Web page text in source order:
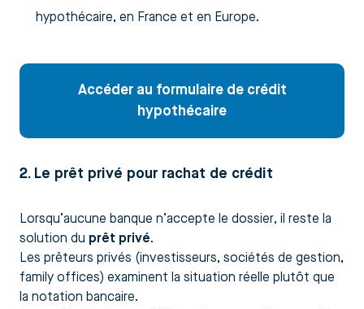
hypothécaire, en France et en Europe.
Accéder au formulaire de crédit
hypothécaire
2. Le prêt privé pour rachat de crédit
Lorsqu’aucune banque n’accepte le dossier, il reste la
solution du prêt privé.
Les prêteurs privés (investisseurs, sociétés de gestion,
family offices) examinent la situation réelle plutôt que
la notation bancaire.